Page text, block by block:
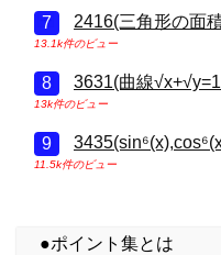
2416(三角形の面
13.1k件のビュー
3631(曲線
13k件のビュー
11.5k件のビュー
●ポイント集とは